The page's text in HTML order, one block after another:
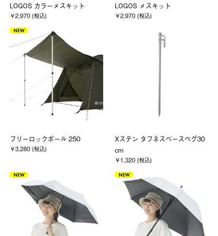
LOGOS カラーメスキット
￥2,970 (税込)
LOGOS メスキット
￥2,970 (税込)
NEW
フリーロックポール 250
￥3,280 (税込)
Xステン タフネスベースペグ30
cm
￥1,320 (税込)
NEW NEW